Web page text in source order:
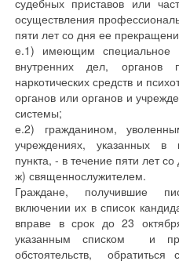
судебных приставов или
осуществления
пяти лет со дня ее
е.1) имеющим специальное
внутренних дел,
наркотических средств и
органов или органов и
системы;
е.2) гражданином,
учреждениях, указанных в
пункта, - в течение пяти лет
ж) священнослужителем.
Граждане, получившие
включении их в список
вправе в срок до 23
указанным списком и
обстоятельств,